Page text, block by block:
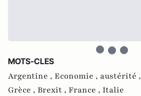
MOTS-CLES
Argentine , Economie , austérité ,
Grèce , Brexit , France , Italie